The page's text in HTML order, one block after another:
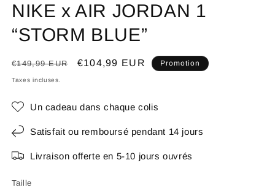
NIKE x AIR JORDAN 1
“STORM BLUE”
Prix
habituel
€149,99 EUR
Prix
€104,99 EUR Promotion
Taxes incluses.
Un cadeau dans chaque colis
Satisfait ou remboursé pendant 14 jours
Livraison offerte en 5-10 jours ouvrés
Taille